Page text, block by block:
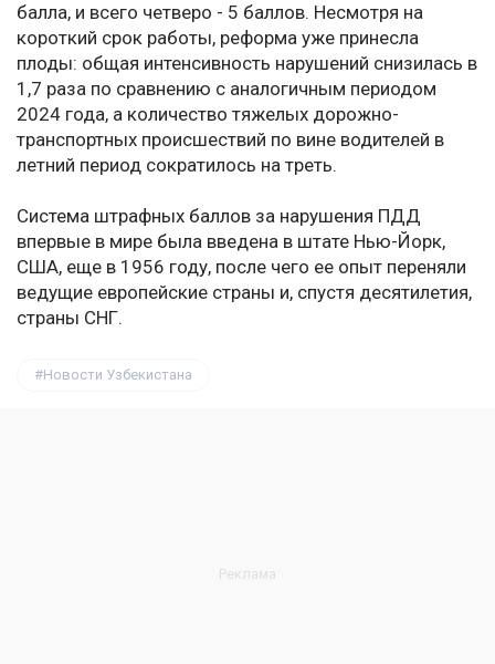
балла, и всего четверо - 5 баллов. Несмотря на
короткий срок работы, реформа уже принесла
плоды: общая интенсивность нарушений снизилась в
1,7 раза по сравнению с аналогичным периодом
2024 года, а количество тяжелых дорожно-
транспортных происшествий по вине водителей в
летний период сократилось на треть.
Система штрафных баллов за нарушения ПДД
впервые в мире была введена в штате Нью-Йорк,
США, еще в 1956 году, после чего ее опыт переняли
ведущие европейские страны и, спустя десятилетия,
страны СНГ.
Новости Узбекистана